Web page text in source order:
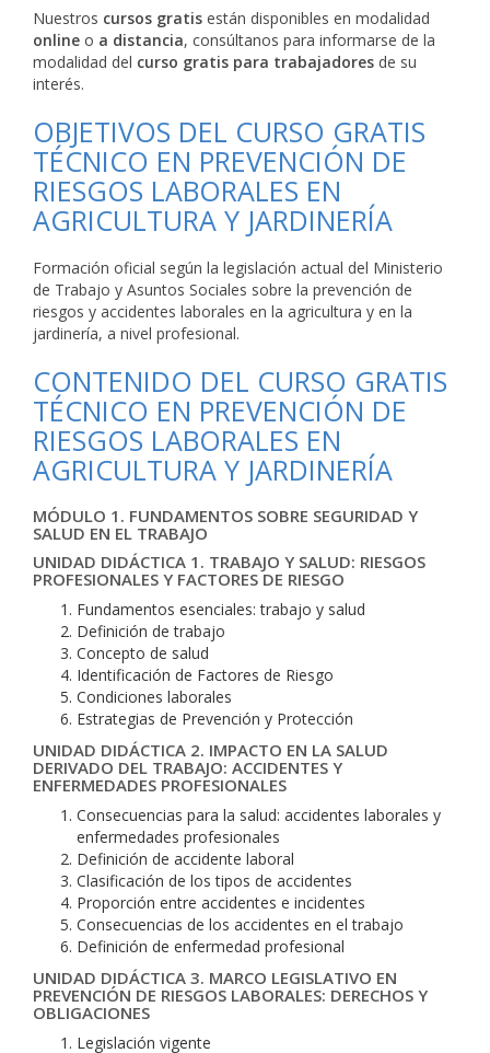
Nuestros cursos gratis están disponibles en modalidad
online o a distancia, consúltanos para informarse de la
modalidad del curso gratis para trabajadores de su
interés.
OBJETIVOS DEL CURSO GRATIS
TÉCNICO EN PREVENCIÓN DE
RIESGOS LABORALES EN
AGRICULTURA Y JARDINERÍA
Formación oficial según la legislación actual del Ministerio
de Trabajo y Asuntos Sociales sobre la prevención de
riesgos y accidentes laborales en la agricultura y en la
jardinería, a nivel profesional.
CONTENIDO DEL CURSO GRATIS
TÉCNICO EN PREVENCIÓN DE
RIESGOS LABORALES EN
AGRICULTURA Y JARDINERÍA
MÓDULO 1. FUNDAMENTOS SOBRE SEGURIDAD Y
SALUD EN EL TRABAJO
UNIDAD DIDÁCTICA 1. TRABAJO Y SALUD: RIESGOS
PROFESIONALES Y FACTORES DE RIESGO
Fundamentos esenciales: trabajo y salud
Definición de trabajo
Concepto de salud
Identificación de Factores de Riesgo
Condiciones laborales
Estrategias de Prevención y Protección
UNIDAD DIDÁCTICA 2. IMPACTO EN LA SALUD
DERIVADO DEL TRABAJO: ACCIDENTES Y
ENFERMEDADES PROFESIONALES
Consecuencias para la salud: accidentes laborales y
enfermedades profesionales
Definición de accidente laboral
Clasificación de los tipos de accidentes
Proporción entre accidentes e incidentes
Consecuencias de los accidentes en el trabajo
Definición de enfermedad profesional
UNIDAD DIDÁCTICA 3. MARCO LEGISLATIVO EN
PREVENCIÓN DE RIESGOS LABORALES: DERECHOS Y
OBLIGACIONES
Legislación vigente